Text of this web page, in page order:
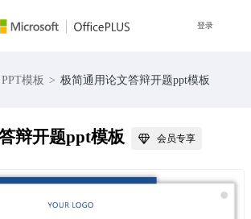
登录
PPT模板 > 极简通用论文答辩开题ppt模板
辩开题ppt模板 会员专享